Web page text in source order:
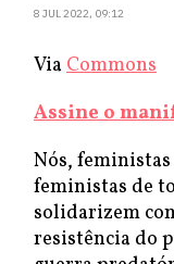
8 JUL 2022, 09:12
Via Commons
Assine o
Nós, feministas
feministas de
solidarizem
resistência do